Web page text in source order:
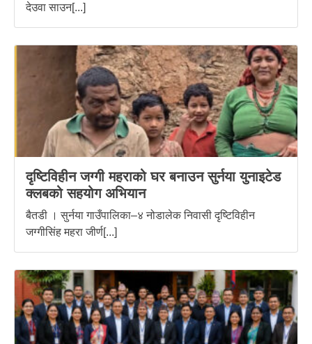
देउवा साउन[...]
दृष्टिविहीन जग्गी महराको घर बनाउन सुर्नया युनाइटेड
क्लबको सहयोग अभियान
बैतडी । सुर्नया गाउँपालिका–४ नोडालेक निवासी दृष्टिविहीन
जग्गीसिंह महरा जीर्ण[...]